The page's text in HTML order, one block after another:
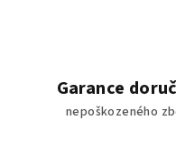
Garance
nepoškozeného